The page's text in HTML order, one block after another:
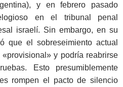
y en febrero pasado
en el tribunal penal
israelí. Sin embargo, en su
que el sobreseimiento actual
y podría reabrirse
Esto presumiblemente
rompen el pacto de silencio